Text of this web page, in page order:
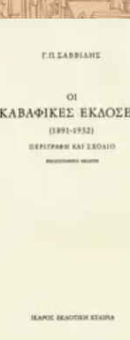
ποίησης του
Τέχνη. Έρως και
1891-1932